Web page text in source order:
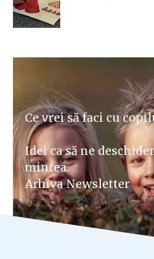
Ce vrei să faci cu
Idei ca să ne
mintea.
Arhiva Newsletter